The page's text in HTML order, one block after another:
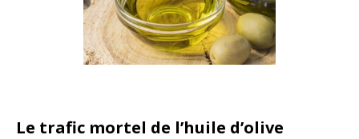
Le trafic mortel de l’huile d’olive